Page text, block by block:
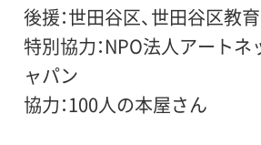
後援：世田谷区、世田谷区教
特別協力：NPO法人アートネ
ャパン
協力：100人の本屋さん